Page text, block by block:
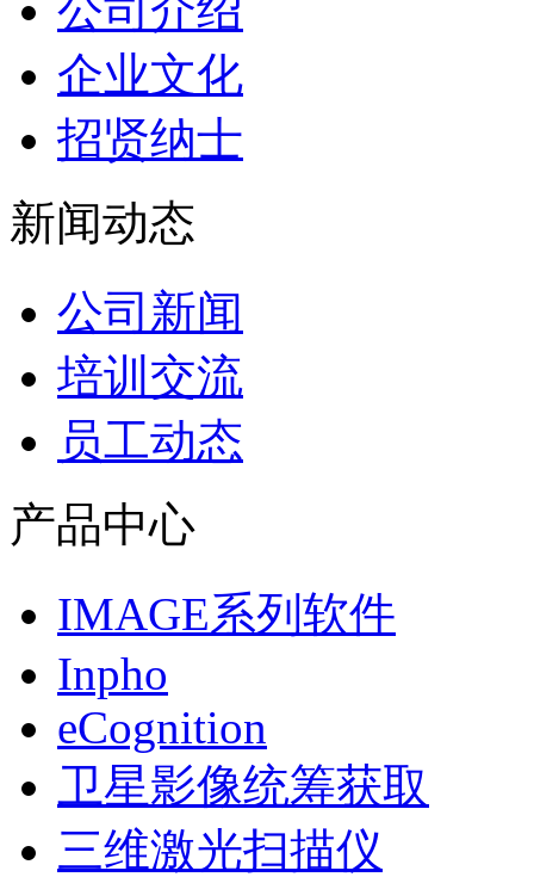
企业文化
招贤纳士
新闻动态
公司新闻
培训交流
员工动态
产品中心
IMAGE系列软件
Inpho
eCognition
卫星影像统筹获取
三维激光扫描仪